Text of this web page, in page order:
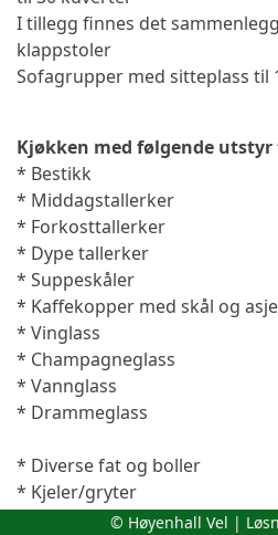
I tillegg finnes det
klappstoler
Sofagrupper med sitteplass til
Kjøkken med følgende utstyr
* Bestikk
* Middagstallerker
* Forkosttallerker
* Dype tallerker
* Suppeskåler
* Kaffekopper med skål og
* Vinglass
* Champagneglass
* Vannglass
* Drammeglass
* Diverse fat og boller
* Kjeler/gryter
© Høyenhall Vel |